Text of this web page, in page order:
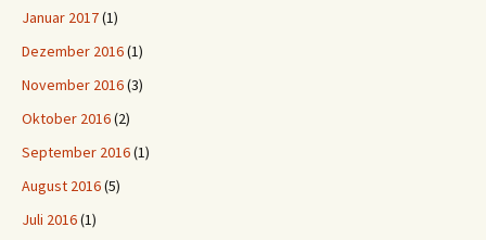
Januar 2017(1)
Dezember 2016(1)
November 2016(3)
Oktober 2016(2)
September 2016(1)
August 2016(5)
Juli 2016(1)